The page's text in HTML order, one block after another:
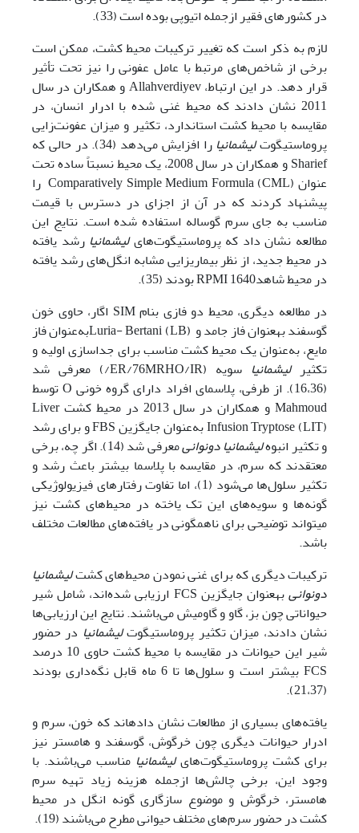
در کشور‌های فقیر ازجمله اتیوپی بوده است (33).
لازم به ذکر است که تغییر ترکیبات محیط کشت، ممکن است
برخی از شاخص‌‌های مرتبط با عامل عفونی را نیز تحت تأثیر
قرار دهد. در این ارتباط، Allahverdiyev و همکاران در سال
2011 نشان دادند که محیط غنی شده با ادرار انسان، در
مقایسه با محیط کشت استاندارد، تکثیر و میزان عفونت‌زایی
پروماستیگوتلیشمانیا
را افزایش می‌دهد (34). در حالی که
Sharief و همکاران در سال 2008، یک محیط نسبتاً ساده تحت
عنوان Comparatively Simple Medium Formula (CML) را
پیشنهاد کردند که در آن از اجزای در دسترس با قیمت
مناسب به جای سرم گوساله استفاده شده است. نتایج این
مطالعه نشان داد که پروماستیگوت‌هایلیشمانیا رشد یافته
در محیط جدید، از نظر بیماریزایی مشابه انگل‌‌های رشد یافته
در محیط شاهد1640 RPMI بودند (35).
در مطالعه دیگری، محیط دو فازی بنام SIM اگار، حاوی خون
گوسفند به‎عنوان فاز جامد و (LB) Luria- Bertaniبه‌عنوان فاز
مایع، به‌عنوان یک محیط کشت مناسب برای جداسازی اولیه و
تکثیرلیشمانیا
سویه (ER/76MRHO/IR/) معرفی شد
(16،36). از طرفی، پلاسمای افراد دارای گروه خونی O توسط
Mahmoud و همکاران در سال 2013 در محیط کشت Liver
Infusion Tryptose (LIT) به‌عنوان جایگزین FBS و برای رشد
و تکثیر انبوهلیشمانیا دونوانی
معرفی شد (14). اگر چه، برخی
معتقدند که سرم، در مقایسه با پلاسما بیشتر باعث رشد و
تکثیر سلول‌ها می‌شود (1)، اما تفاوت رفتار‌‌های فیزیولوژیکی
گونه‌ها و سویه‌‌های این تک یاخته در محیط‌‌های کشت نیز
می‎تواند توضیحی برای ناهمگونی در یافته‌‌های مطالعات مختلف
باشد.
ترکیبات دیگری که برای غنی نمودن محیط‌‌های کشتلیشمانیا
دونوانی
به‎عنوان جایگزین FCS ارزیابی شده‌اند، شامل شیر
حیواناتی چون بز، گاو و گاومیش می‌باشند. نتایج این ارزیابی‌ها
نشان دادند، میزان تکثیر پروماستیگوتلیشمانیا در حضور
شیر این حیوانات در مقایسه با محیط کشت حاوی 10 درصد
FCS بیشتر است و سلول‌ها تا 6 ماه قابل نگه‌داری بودند
(21،37).
یافته‌‌های بسیاری از مطالعات نشان داده‎اند که خون، سرم و
ادرار حیوانات دیگری چون خرگوش، گوسفند و هامستر نیز
برای کشت پروماستیگوت‌‌هایلیشمانیا مناسب می‌باشند. با
وجود این، برخی چالش‌ها ازجمله هزینه زیاد تهیه سرم
هامستر، خرگوش و موضوع سازگاری گونه انگل در محیط
کشت در حضور سرم‌‌های مختلف حیوانی مطرح می‌باشند (19).